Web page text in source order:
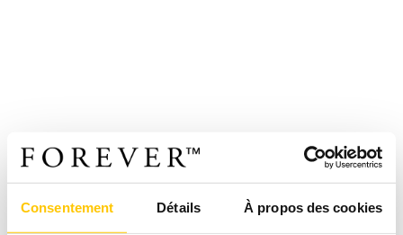
Consentement Détails À propos des cookies